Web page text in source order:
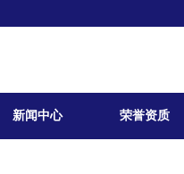
新闻中心 荣誉资质